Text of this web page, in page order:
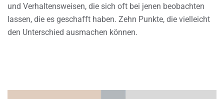
und Verhaltensweisen, die sich oft bei jenen beobachten
lassen, die es geschafft haben. Zehn Punkte, die vielleicht
den Unterschied ausmachen können.